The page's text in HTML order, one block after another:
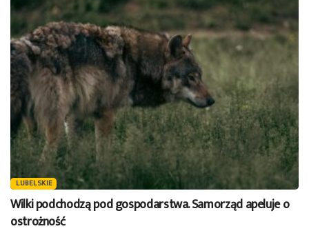
LUBELSKIE
Wilki podchodzą pod gospodarstwa. Samorząd apeluje o
ostrożność